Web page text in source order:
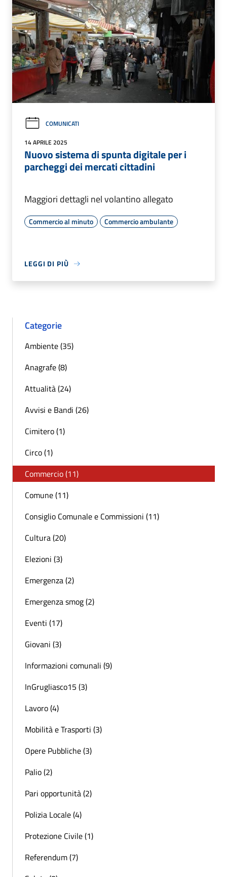
COMUNICATI
14 APRILE 2025
Nuovo sistema di spunta digitale per i
parcheggi dei mercati cittadini
Maggiori dettagli nel volantino allegato
Commercio al minuto Commercio ambulante
LEGGI DI PIÙ
Categorie
Ambiente (35)
Anagrafe (8)
Attualità (24)
Avvisi e Bandi (26)
Cimitero (1)
Circo (1)
Commercio (11)
Comune (11)
Consiglio Comunale e Commissioni (11)
Cultura (20)
Elezioni (3)
Emergenza (2)
Emergenza smog (2)
Eventi (17)
Giovani (3)
Informazioni comunali (9)
InGrugliasco15 (3)
Lavoro (4)
Mobilità e Trasporti (3)
Opere Pubbliche (3)
Palio (2)
Pari opportunità (2)
Polizia Locale (4)
Protezione Civile (1)
Referendum (7)